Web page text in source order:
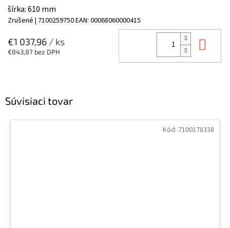
Súvisiaci tovar
Kód: 7100178338
šírka: 610 mm
Zrušené | 7100259750EAN: 00068060000415
€1 037,96 / ks
€843,87 bez DPH